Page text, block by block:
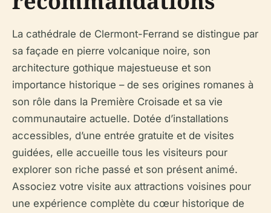
La cathédrale de Clermont-Ferrand se distingue par
sa façade en pierre volcanique noire, son
architecture gothique majestueuse et son
importance historique – de ses origines romanes à
son rôle dans la Première Croisade et sa vie
communautaire actuelle. Dotée d’installations
accessibles, d’une entrée gratuite et de visites
guidées, elle accueille tous les visiteurs pour
explorer son riche passé et son présent animé.
Associez votre visite aux attractions voisines pour
une expérience complète du cœur historique de